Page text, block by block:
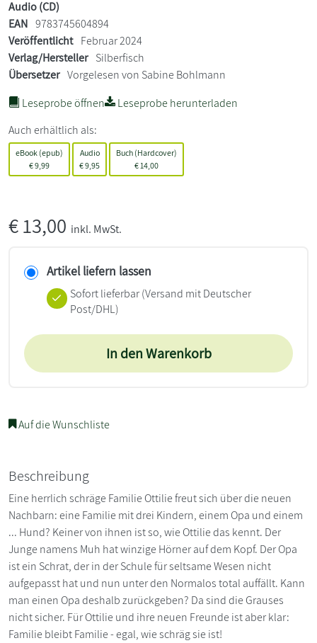
Audio (CD)
EAN 9783745604894
Veröffentlicht Februar 2024
Verlag/Hersteller Silberfisch
Übersetzer Vorgelesen von Sabine Bohlmann
Leseprobe öffnen
Leseprobe herunterladen
Auch erhältlich als:
eBook (epub)
€9,99
Audio
€9,95
Buch (Hardcover)
€ 14,00
€13,00 inkl. MwSt.
Artikel liefern lassen
Sofort lieferbar(Versand mit Deutscher
Post/DHL)
In den Warenkorb
Auf die Wunschliste
Beschreibung
Eine herrlich schräge Familie Ottilie freut sich über die neuen
Nachbarn: eine Familie mit drei Kindern, einem Opa und einem
... Hund? Keiner von ihnen ist so, wie Ottilie das kennt. Der
Junge namens Muh hat winzige Hörner auf dem Kopf. Der Opa
ist ein Schrat, der in der Schule für seltsame Wesen nicht
aufgepasst hat und nun unter den Normalos total auffällt. Kann
man einen Opa deshalb zurückgeben? Da sind die Grauses
nicht sicher. Für Ottilie und ihre neuen Freunde ist aber klar:
Familie bleibt Familie - egal, wie schräg sie ist!